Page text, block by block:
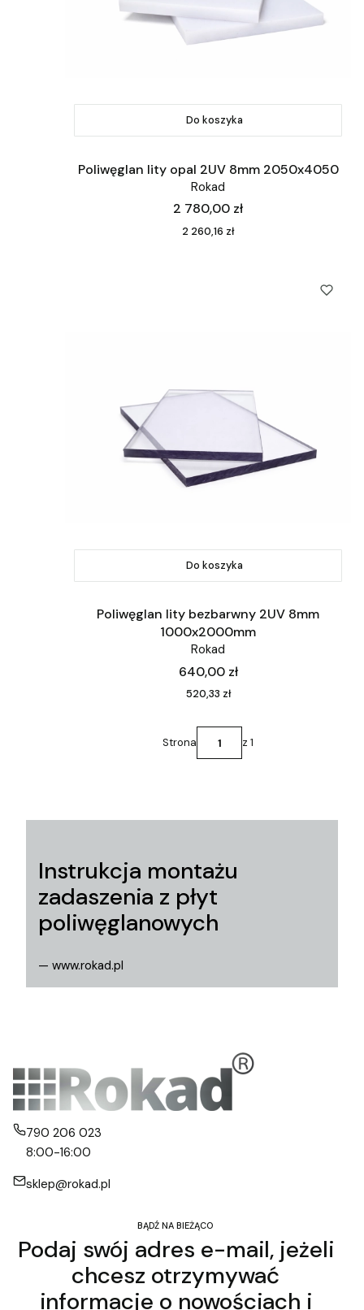
Do koszyka
Poliwęglan lity opal 2UV 8mm 2050x4050
Rokad
Cena
2 780,00 zł
Cena
2 260,16 zł
Do koszyka
Poliwęglan lity bezbarwny 2UV 8mm
1000x2000mm
Rokad
Cena
640,00 zł
Cena
520,33 zł
Strona z 1
Instrukcja montażu
zadaszenia z płyt
poliwęglanowych
— www.rokad.pl
790 206 023
8:00-16:00
sklep@rokad.pl
BĄDŹ NA BIEŻĄCO
Podaj swój adres e-mail, jeżeli
chcesz otrzymywać
informacje o nowościach i